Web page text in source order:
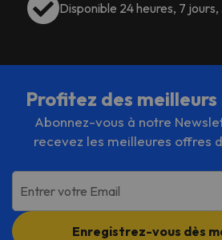
Disponible 24 heures, 7
Profitez des
Abonnez-vous à notre
recevez les meilleures offres
Entrer votre Email
Enregistrez-vous dès